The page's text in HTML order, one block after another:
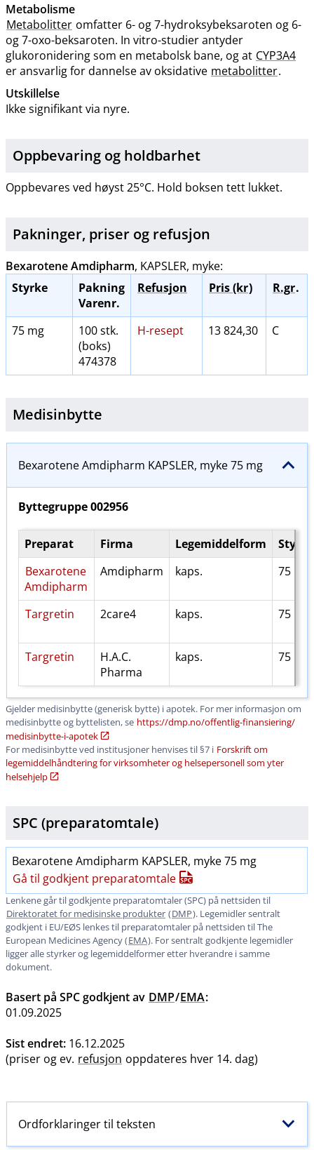
Metabolisme
Metabolitter omfatter 6- og 7-hydroksybeksaroten og 6-
og 7-oxo-beksaroten. In vitro-studier antyder
glukoronidering som en metabolsk bane, og at CYP3A4
er ansvarlig for dannelse av oksidative metabolitter.
Utskillelse
Ikke signifikant via nyre.
Oppbevaring og holdbarhet
Oppbevares ved høyst 25°C. Hold boksen tett lukket.
Pakninger, priser og refusjon
Bexarotene Amdipharm, KAPSLER, myke:
Styrke
Pakning
Varenr.
Refusjon Pris (kr) R.gr.
75 mg
100 stk.
(boks)
474378
H-resept 13 824,30 C
Medisinbytte
Bexarotene Amdipharm KAPSLER, myke 75 mg
Byttegruppe002956
Preparat Firma Legemiddelform
Styrke
Bexarotene
Amdipharm
Amdipharm kaps. 75 mg
Targretin 2care4 kaps. 75 mg
Targretin
H.A.C.
Pharma
kaps. 75 mg
Gjelder medisinbytte (generisk bytte) i apotek. For mer informasjon om
medisinbytte og byttelisten, se https:​/​/dmp.no​/​offentlig-finansiering​/​
medisinbytte-i-apotek
For medisinbytte ved institusjoner henvises til §7 i Forskrift om
legemiddelhåndtering for virksomheter og helsepersonell som yter
helsehjelp
SPC (preparatomtale)
Bexarotene Amdipharm KAPSLER, myke 75 mg
Gå til godkjent preparatomtale
Lenkene går til godkjente preparatomtaler (SPC) på nettsiden til
Direktoratet for medisinske produkter (DMP). Legemidler sentralt
godkjent i EU​/​EØS lenkes til preparatomtaler på nettsiden til The
European Medicines Agency (EMA). For sentralt godkjente legemidler
ligger alle styrker og legemiddelformer etter hverandre i samme
dokument.
Basert på SPC godkjent av DMP/EMA:
01.09.2025
Sist endret: 16.12.2025
(priser og ev. refusjon oppdateres hver 14. dag)
Ordforklaringer til teksten